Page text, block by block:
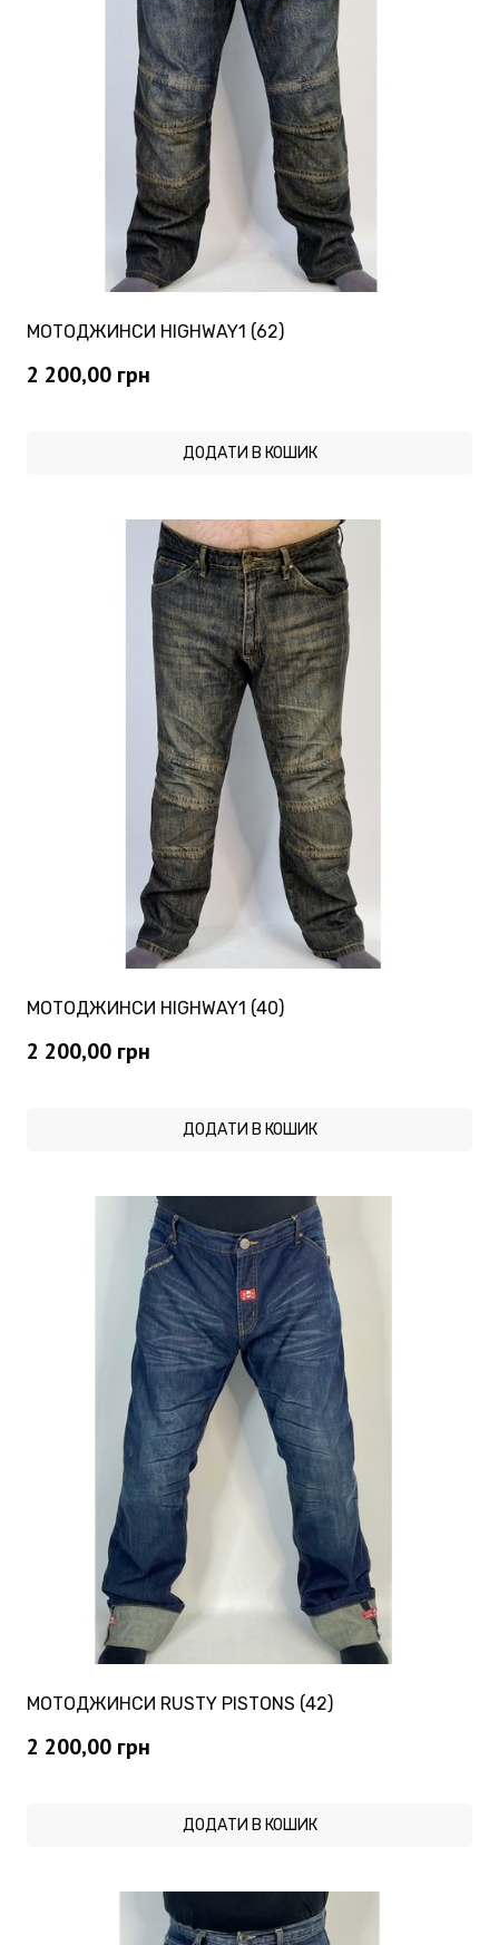
МОТОДЖИНСИ HIGHWAY1 (62)
2 200,00 грн
ДОДАТИ В КОШИК
МОТОДЖИНСИ HIGHWAY1 (40)
2 200,00 грн
ДОДАТИ В КОШИК
МОТОДЖИНСИ RUSTY PISTONS (42)
2 200,00 грн
ДОДАТИ В КОШИК